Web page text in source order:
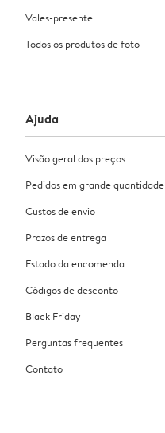
Vales-presente
Todos os produtos de foto
Ajuda
Visão geral dos preços
Pedidos em grande quantidade
Custos de envio
Prazos de entrega
Estado da encomenda
Códigos de desconto
Black Friday
Perguntas frequentes
Contato